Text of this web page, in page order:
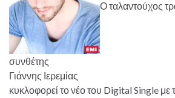
Ο ταλαντούχος
συνθέτης
Γιάννης Ιερεμίας
κυκλοφορεί το νέο του Digital Single με